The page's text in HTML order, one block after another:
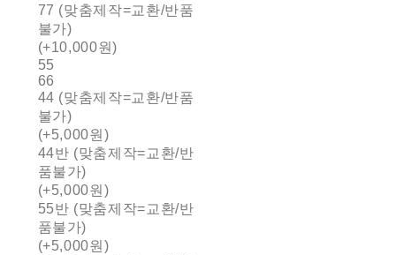
77 (맞춤제작=교환/반품
불가)
(+10,000원)
55
66
44 (맞춤제작=교환/반품
불가)
(+5,000원)
44반 (맞춤제작=교환/반
품불가)
(+5,000원)
55반 (맞춤제작=교환/반
품불가)
(+5,000원)